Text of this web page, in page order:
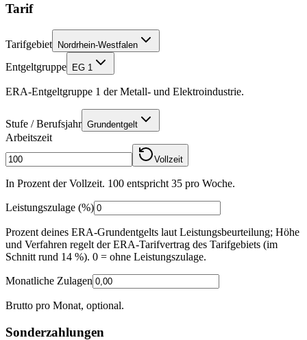
Tarif
Tarifgebiet Nordrhein-Westfalen
Entgeltgruppe EG 1
ERA-Entgeltgruppe 1 der Metall- und Elektroindustrie.
Stufe / Berufsjahr Grundentgelt
Arbeitszeit
Vollzeit
In Prozent der Vollzeit. 100 entspricht 35 pro Woche.
Leistungszulage (%)
Prozent deines ERA-Grundentgelts laut Leistungsbeurteilung; Höhe
und Verfahren regelt der ERA-Tarifvertrag des Tarifgebiets (im
Schnitt rund 14 %). 0 = ohne Leistungszulage.
Monatliche Zulagen
Brutto pro Monat, optional.
Sonderzahlungen